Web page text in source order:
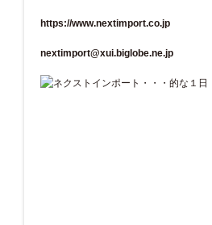
https://www.nextimport.co.jp
nextimport@xui.biglobe.ne.jp